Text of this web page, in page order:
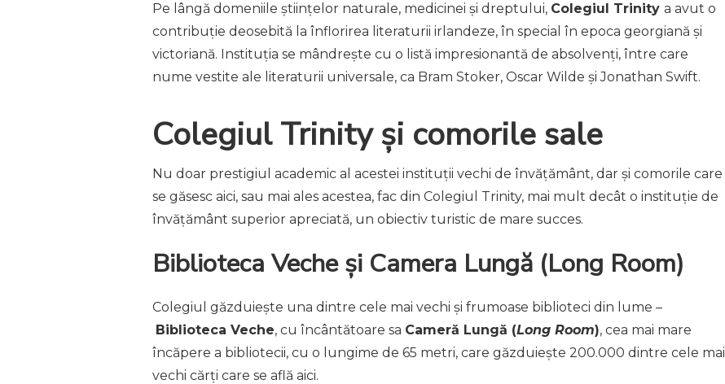
Pe lângă domeniile științelor naturale, medicinei și dreptului, Colegiul Trinity a avut o
contribuție deosebită la înflorirea literaturii irlandeze, în special în epoca georgiană și
victoriană. Instituția se mândrește cu o listă impresionantă de absolvenți, între care
nume vestite ale literaturii universale, ca Bram Stoker, Oscar Wilde și Jonathan Swift.
Colegiul Trinity și comorile sale
Nu doar prestigiul academic al acestei instituții vechi de învățământ, dar și comorile care
se găsesc aici, sau mai ales acestea, fac din Colegiul Trinity, mai mult decât o instituție de
învățământ superior apreciată, un obiectiv turistic de mare succes.
Biblioteca Veche și Camera Lungă (Long Room)
Colegiul găzduiește una dintre cele mai vechi și frumoase biblioteci din lume –
Biblioteca Veche, cu încântătoare sa Cameră Lungă (Long Room), cea mai mare
încăpere a bibliotecii, cu o lungime de 65 metri, care găzduiește 200.000 dintre cele mai
vechi cărți care se află aici.